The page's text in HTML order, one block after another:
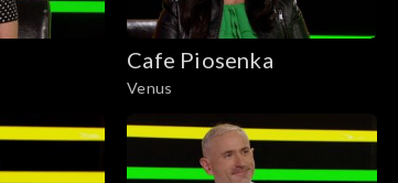
Cafe Piosenka
Venus